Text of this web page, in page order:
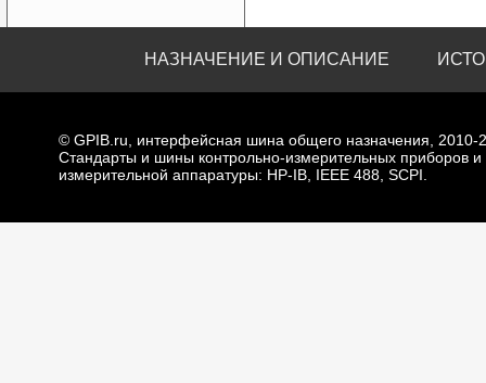
НАЗНАЧЕНИЕ И ОПИСАНИЕ
© GPIB.ru, интерфейсная шина общего назначения, 2010-
Стандарты и шины контрольно-измерительных приборов и
измерительной аппаратуры: HP-IB, IEEE 488, SCPI.